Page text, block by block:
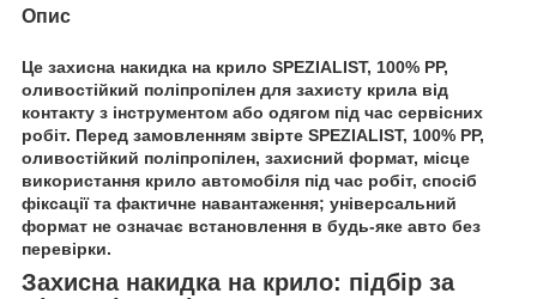
Опис
Це захисна накидка на крило SPEZIALIST, 100% PP,
оливостійкий поліпропілен для захисту крила від
контакту з інструментом або одягом під час сервісних
робіт. Перед замовленням звірте SPEZIALIST, 100% PP,
оливостійкий поліпропілен, захисний формат, місце
використання крило автомобіля під час робіт, спосіб
фіксації та фактичне навантаження; універсальний
формат не означає встановлення в будь-яке авто без
перевірки.
Захисна накидка на крило: підбір за